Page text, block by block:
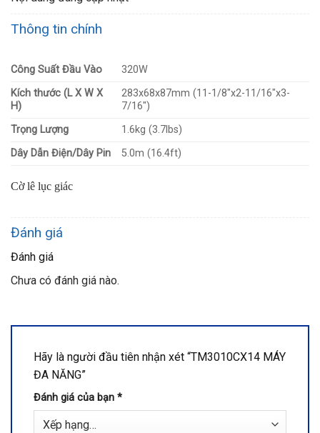
Thông tin chính
Công Suất Đầu Vào
320W
Kích thước (L X W X
H)
283x68x87mm (11-1/8″x2-11/16″x3-
7/16″)
Trọng Lượng
1.6kg (3.7lbs)
Dây Dẫn Điện/Dây Pin
5.0m (16.4ft)
Cờ lê lục giác
Đánh giá
Đánh giá
Chưa có đánh giá nào.
Hãy là người đầu tiên nhận xét “TM3010CX14 MÁY
ĐA NĂNG”
Đánh giá của bạn *